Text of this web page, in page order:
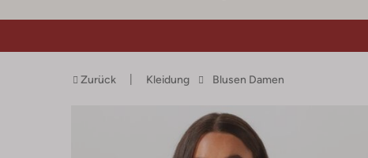
Zurück Kleidung Blusen Damen